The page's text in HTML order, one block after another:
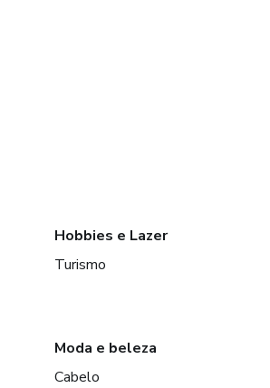
Hobbies e Lazer
Turismo
Moda e beleza
Cabelo